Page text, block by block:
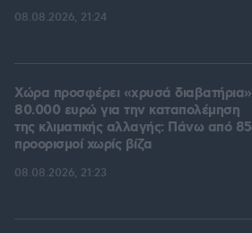
08.08.2026, 21:24
Χώρα προσφέρει «χρυσά διαβατήρια»
80.000 ευρώ για την καταπολέμηση
της κλιματικής αλλαγής: Πάνω από 85
προορισμοί χωρίς βίζα
08.08.2026, 21:23